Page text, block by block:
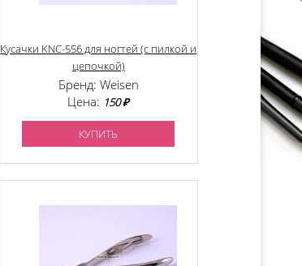
Кусачки KNC-556 для ногтей (с пилкой и
цепочкой)
Бренд: Weisen
Цена: 150 ₽
КУПИТЬ